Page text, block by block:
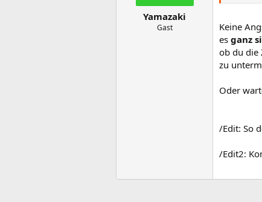
Yamazaki
Gast
Keine
es ganz
ob du die
zu
Oder
/Edit: So
/Edit2: